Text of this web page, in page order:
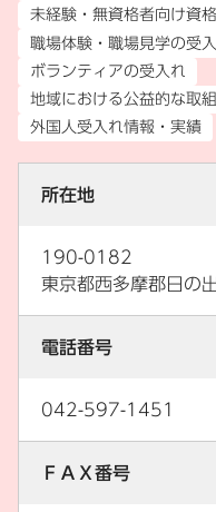
未経験・無資格者向け資
職場体験・職場見学の受
ボランティアの受入れ
地域における公益的な取
外国人受入れ情報・実績
所在地
190-0182
東京都西多摩郡日の
電話番号
042-597-1451
ＦＡＸ番号